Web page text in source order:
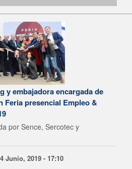
y embajadora encargada de
Feria presencial Empleo &
por Sence, Sercotec y
Junio, 2019 - 17:10